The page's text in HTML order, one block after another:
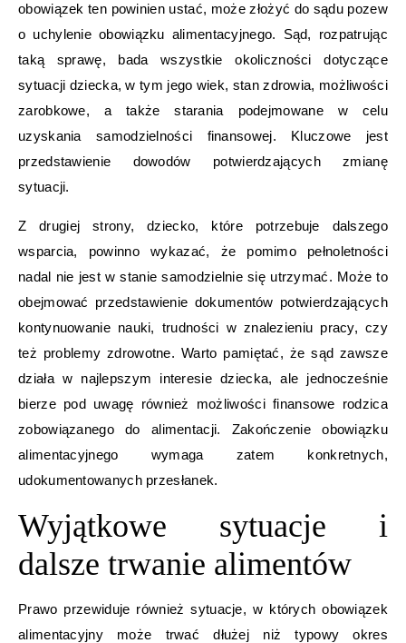
obowiązek ten powinien ustać, może złożyć do sądu pozew
o uchylenie obowiązku alimentacyjnego. Sąd, rozpatrując
taką sprawę, bada wszystkie okoliczności dotyczące
sytuacji dziecka, w tym jego wiek, stan zdrowia, możliwości
zarobkowe, a także starania podejmowane w celu
uzyskania samodzielności finansowej. Kluczowe jest
przedstawienie dowodów potwierdzających zmianę
sytuacji.
Z drugiej strony, dziecko, które potrzebuje dalszego
wsparcia, powinno wykazać, że pomimo pełnoletności
nadal nie jest w stanie samodzielnie się utrzymać. Może to
obejmować przedstawienie dokumentów potwierdzających
kontynuowanie nauki, trudności w znalezieniu pracy, czy
też problemy zdrowotne. Warto pamiętać, że sąd zawsze
działa w najlepszym interesie dziecka, ale jednocześnie
bierze pod uwagę również możliwości finansowe rodzica
zobowiązanego do alimentacji. Zakończenie obowiązku
alimentacyjnego wymaga zatem konkretnych,
udokumentowanych przesłanek.
Wyjątkowe sytuacje i
dalsze trwanie alimentów
Prawo przewiduje również sytuacje, w których obowiązek
alimentacyjny może trwać dłużej niż typowy okres